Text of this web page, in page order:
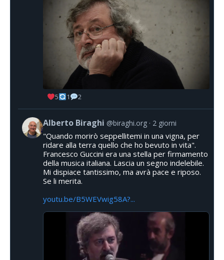
5 1 2
Alberto Biraghi @biraghi.org 2 giorni
"Quando morirò seppellitemi in una vigna, per
ridare alla terra quello che ho bevuto in vita".
Francesco Guccini era una stella per firmamento
della musica italiana. Lascia un segno indelebile.
Mi dispiace tantissimo, ma avrà pace e riposo.
Se li merita.
youtu.be/B5WEVwig58A?...